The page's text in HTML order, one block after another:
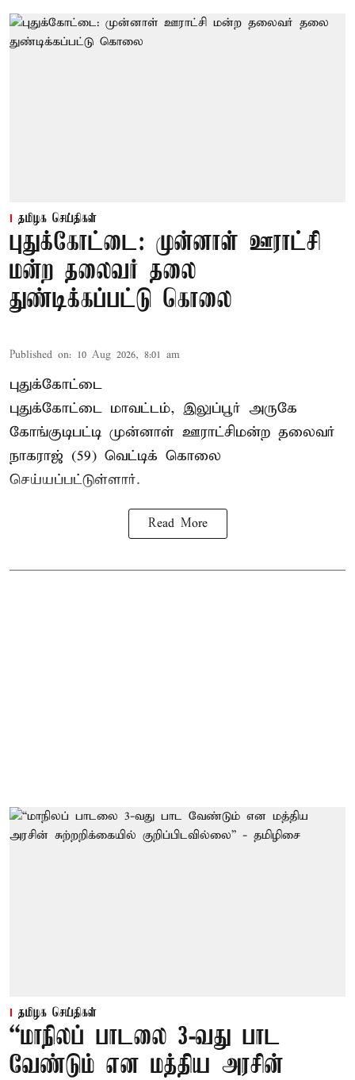
தமிழக செய்திகள்
புதுக்கோட்டை: முன்னாள் ஊராட்சி
மன்ற தலைவர் தலை
துண்டிக்கப்பட்டு கொலை
Published on: 10 Aug 2026, 8:01 am
புதுக்கோட்டை
புதுக்கோட்டை மாவட்டம், இலுப்பூர் அருகே
கோங்குடிபட்டி முன்னாள் ஊராட்சிமன்ற தலைவர்
நாகராஜ் (59) வெட்டிக் கொலை
செய்யப்பட்டுள்ளார்.
Read More
தமிழக செய்திகள்
“மாநிலப் பாடலை 3-வது பாட
வேண்டும் என மத்திய அரசின்